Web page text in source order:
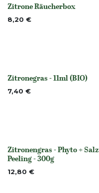
None
Zitrone Räucherbox
8,20 €
None
Zitronegras - 11ml (BIO)
7,40 €
None
Zitronengras - Phyto + Salz
Peeling - 300g
12,80 €